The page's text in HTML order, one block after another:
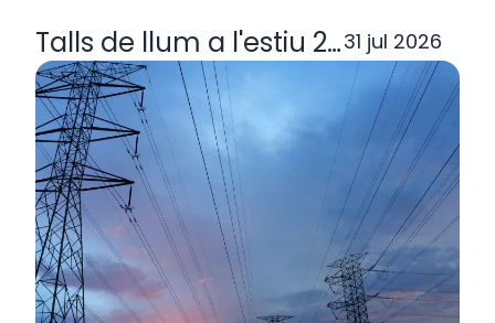
Talls de llum a l'estiu 2026: per
31 jul 2026